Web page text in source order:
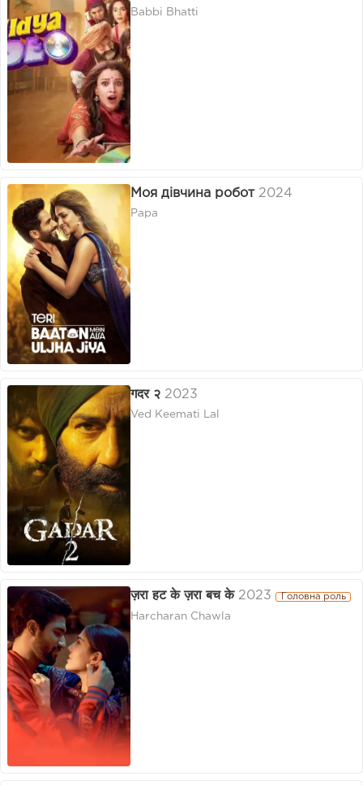
Babbi Bhatti
Моя дівчина робот 2024
Papa
गदर २ 2023
Ved Keemati Lal
ज़रा हट के ज़रा बच के 2023 Головна роль
Harcharan Chawla